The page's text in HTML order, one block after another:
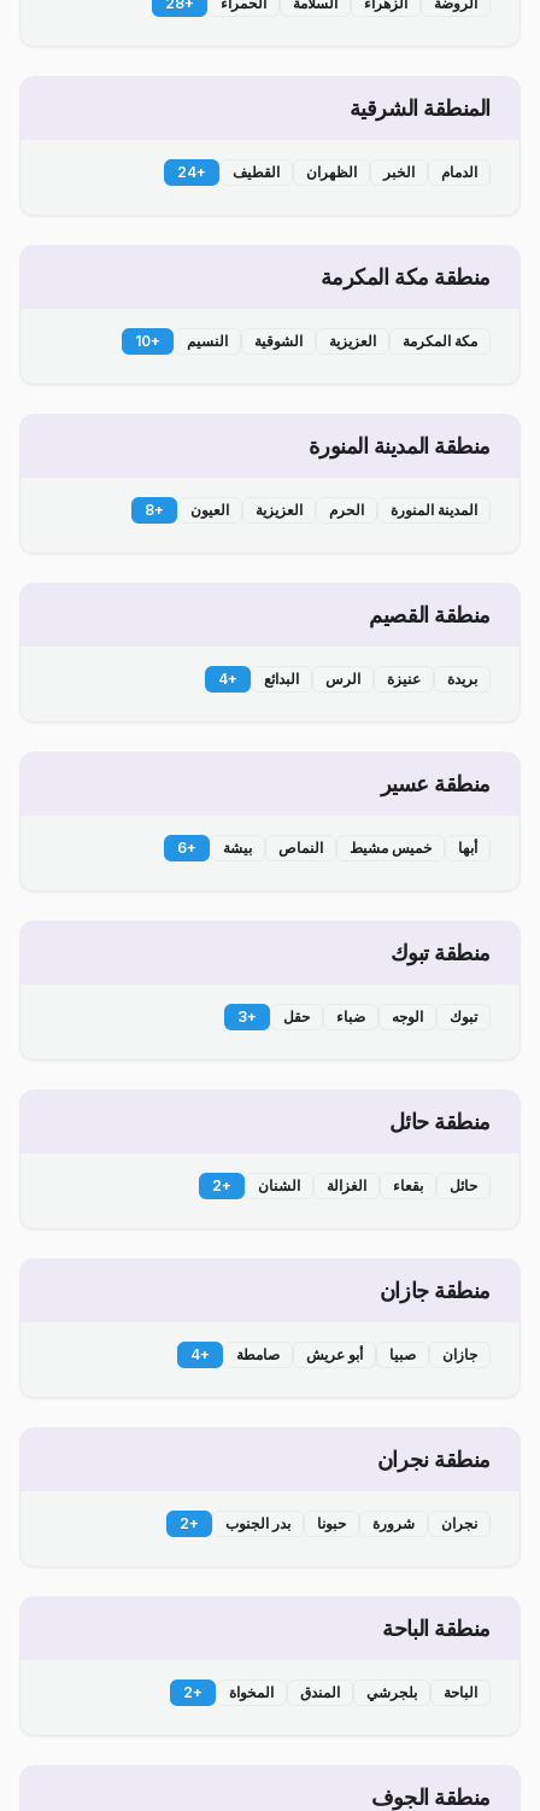
المنطقة الشرقية
الدمام الخبر الظهران القطيف +
24
منطقة مكة المكرمة
مكة المكرمة العزيزية الشوقية النسيم +
10
منطقة المدينة المنورة
المدينة المنورة الحرم العزيزية العيون +
8
منطقة القصيم
بريدة عنيزة الرس البدائع +
4
منطقة عسير
أبها خميس مشيط النماص بيشة +
6
منطقة تبوك
تبوك الوجه ضباء حقل +
3
منطقة حائل
حائل بقعاء الغزالة الشنان +
2
منطقة جازان
جازان صبيا أبو عريش صامطة +
4
منطقة نجران
نجران شرورة حبونا بدر الجنوب +
2
منطقة الباحة
الباحة بلجرشي المندق المخواة +
2
منطقة الجوف